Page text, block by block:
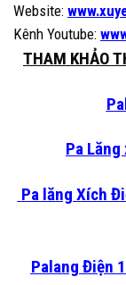
Website:
Kênh Youtube:
THAM KHẢO
Pa
Pa lăng Xích
Palang Điện